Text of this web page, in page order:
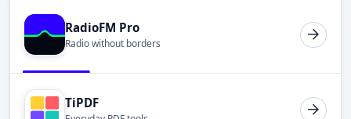
RadioFM Pro
Radio without borders
TiPDF